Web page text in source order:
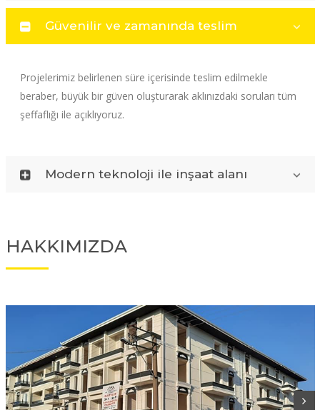
Güvenilir ve zamanında teslim
Projelerimiz belirlenen süre içerisinde teslim edilmekle
beraber, büyük bir güven oluşturarak aklınızdaki soruları tüm
şeffaflığı ile açıklıyoruz.
Modern teknoloji ile inşaat alanı
HAKKIMIZDA